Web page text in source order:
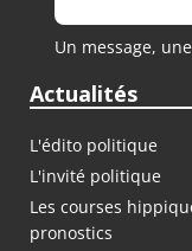
Un message,
Actualités
L'édito politique
L'invité politique
Les courses
pronostics